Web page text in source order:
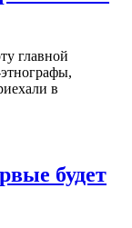
главной
в
будет